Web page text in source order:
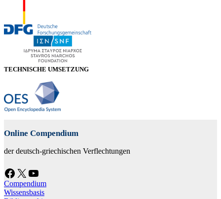
TECHNISCHE UMSETZUNG
Online Compendium
der deutsch-griechischen Verflechtungen
Facebook X YouTube
Compendium
Wissensbasis